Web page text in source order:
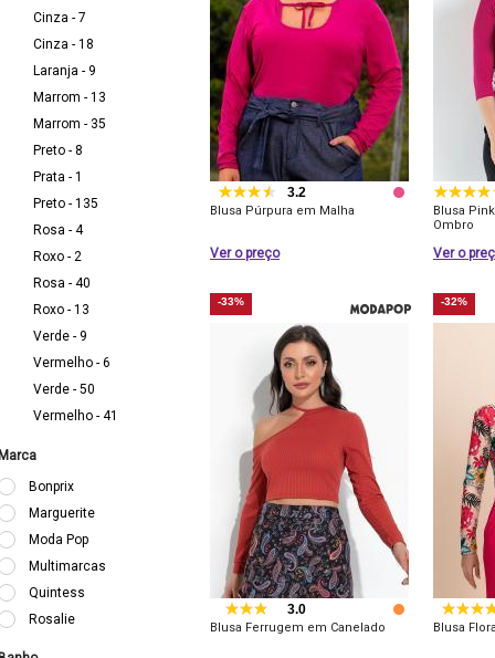
Cinza - 7
Cinza - 18
Laranja - 9
Marrom - 13
Marrom - 35
Preto - 8
Prata - 1
Preto - 135
Rosa - 4
Roxo - 2
Rosa - 40
Roxo - 13
Verde - 9
Vermelho - 6
Verde - 50
Vermelho - 41
Bonprix
Marguerite
Moda Pop
Multimarcas
Quintess
Rosalie
3.2
Blusa Púrpura em Malha
Ver o preço
Blusa
Ombro
Ver o
-33%
3.0
Blusa Ferrugem em Canelado
-32%
Blusa